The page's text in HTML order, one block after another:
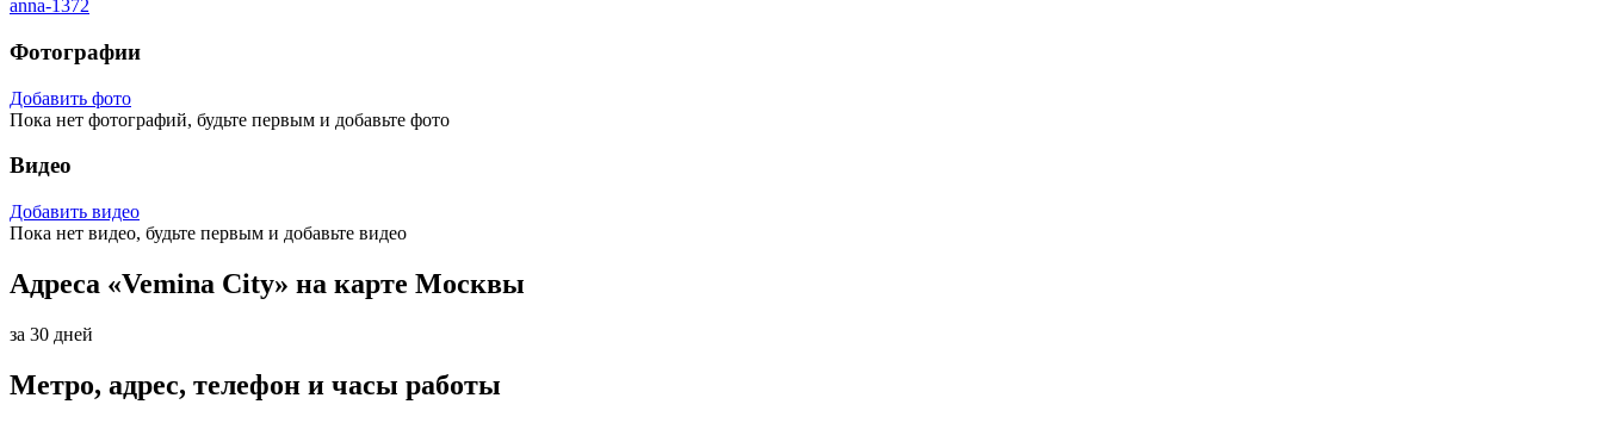
anna-1372
Фотографии
Добавить фото
Пока нет фотографий, будьте первым и добавьте фото
Видео
Добавить видео
Пока нет видео, будьте первым и добавьте видео
Адреса «Vemina City» на карте Москвы
за 30 дней
Метро, адрес, телефон и часы работы